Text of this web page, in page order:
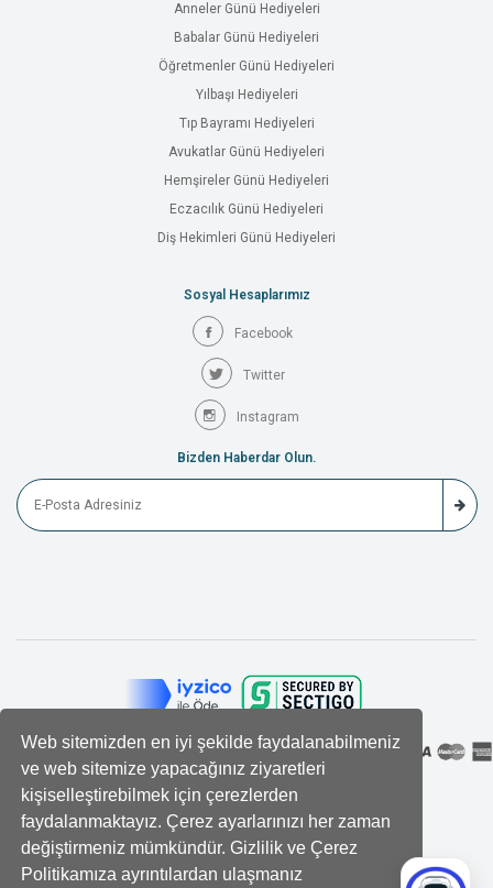
Web sitemizden en iyi şekilde faydalanabilmeniz
ve web sitemize yapacağınız ziyaretleri
kişiselleştirebilmek için çerezlerden
faydalanmaktayız. Çerez ayarlarınızı her zaman
değiştirmeniz mümkündür. Gizlilik ve Çerez
Politikamıza ayrıntılardan ulaşmanız
Anneler Günü Hediyeleri
Babalar Günü Hediyeleri
Öğretmenler Günü Hediyeleri
Yılbaşı Hediyeleri
Tıp Bayramı Hediyeleri
Avukatlar Günü Hediyeleri
Hemşireler Günü Hediyeleri
Eczacılık Günü Hediyeleri
Diş Hekimleri Günü Hediyeleri
Sosyal Hesaplarımız
Facebook
Twitter
Instagram
Bizden Haberdar Olun.